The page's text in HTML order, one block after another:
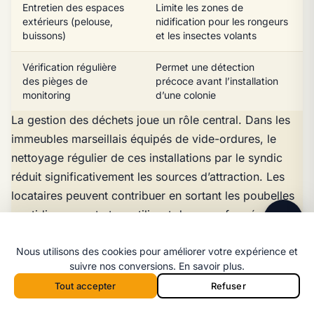
Entretien des espaces
extérieurs (pelouse,
buissons)
Limite les zones de
nidification pour les rongeurs
et les insectes volants
Vérification régulière
des pièges de
monitoring
Permet une détection
précoce avant l’installation
d’une colonie
La gestion des déchets joue un rôle central. Dans les
immeubles marseillais équipés de vide-ordures, le
nettoyage régulier de ces installations par le syndic
réduit significativement les sources d’attraction. Les
locataires peuvent contribuer en sortant les poubelles
quotidiennement et en utilisant des sacs fermés
L’étanchéité du logement constitue le deuxième levier.
Le calfeutrage des passages de tuyauteries à travers
les murs, la pose de brosses de portes et le grillage
Ligne directe
06 98 35 43 98
Message WhatsApp
Réponse rapide par message
Nous utilisons des cookies pour améliorer votre expérience et
suivre nos conversions. En savoir plus.
Tout accepter Refuser